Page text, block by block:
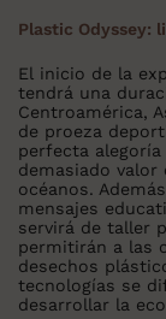
Plastic Odyssey:
El inicio de la
tendrá una
Centroamérica,
de proeza
perfecta
demasiado
océanos.
mensajes
servirá de taller
permitirán a las
desechos
tecnologías se
desarrollar la